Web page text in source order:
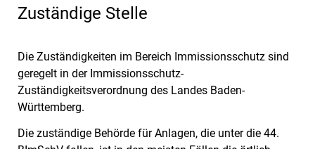
Zuständige Stelle
Die Zuständigkeiten im Bereich Immissionsschutz sind
geregelt in der Immissionsschutz-
Zuständigkeitsverordnung des Landes Baden-
Württemberg.
Die zuständige Behörde für Anlagen, die unter die 44.